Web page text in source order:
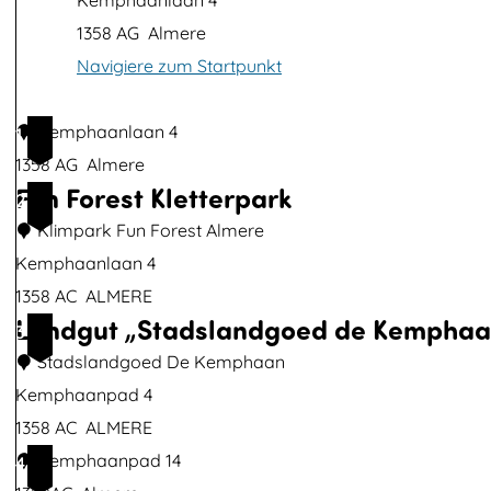
ö
f
f
n
e
n
1358 AG Almere
Navigiere zum Startpunkt
1
Kemphaanlaan 4
1358 AG Almere
2
Fun Forest Kletterpark
Klimpark Fun Forest Almere
Kemphaanlaan 4
1358 AC ALMERE
F
u
n
F
o
3
Landgut „Stadslandgoed de
Stadslandgoed De Kemphaan
Kemphaanpad 4
1358 AC ALMERE
L
4
Kemphaanpad 14